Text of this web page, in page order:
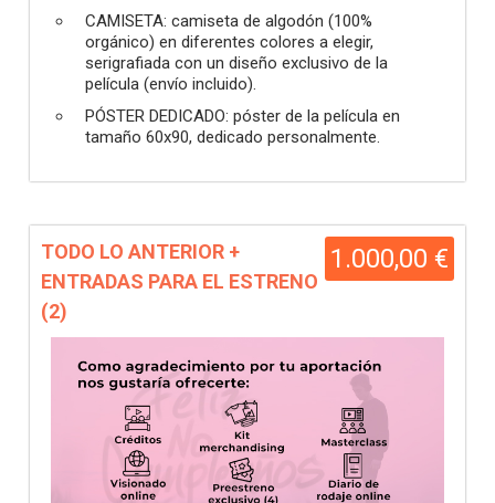
CAMISETA: camiseta de algodón (100%
orgánico) en diferentes colores a elegir,
serigrafiada con un diseño exclusivo de la
película (envío incluido).
PÓSTER DEDICADO: póster de la película en
tamaño 60x90, dedicado personalmente.
1.000,00 €
TODO LO ANTERIOR +
ENTRADAS PARA EL ESTRENO
(2)